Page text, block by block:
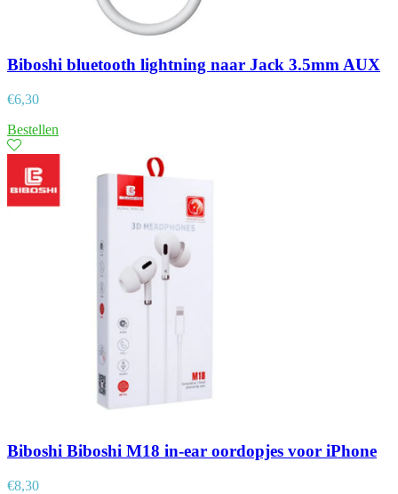
Biboshi bluetooth lightning naar Jack 3.5mm AUX
€6,30
Bestellen
Biboshi Biboshi M18 in-ear oordopjes voor iPhone
€8,30